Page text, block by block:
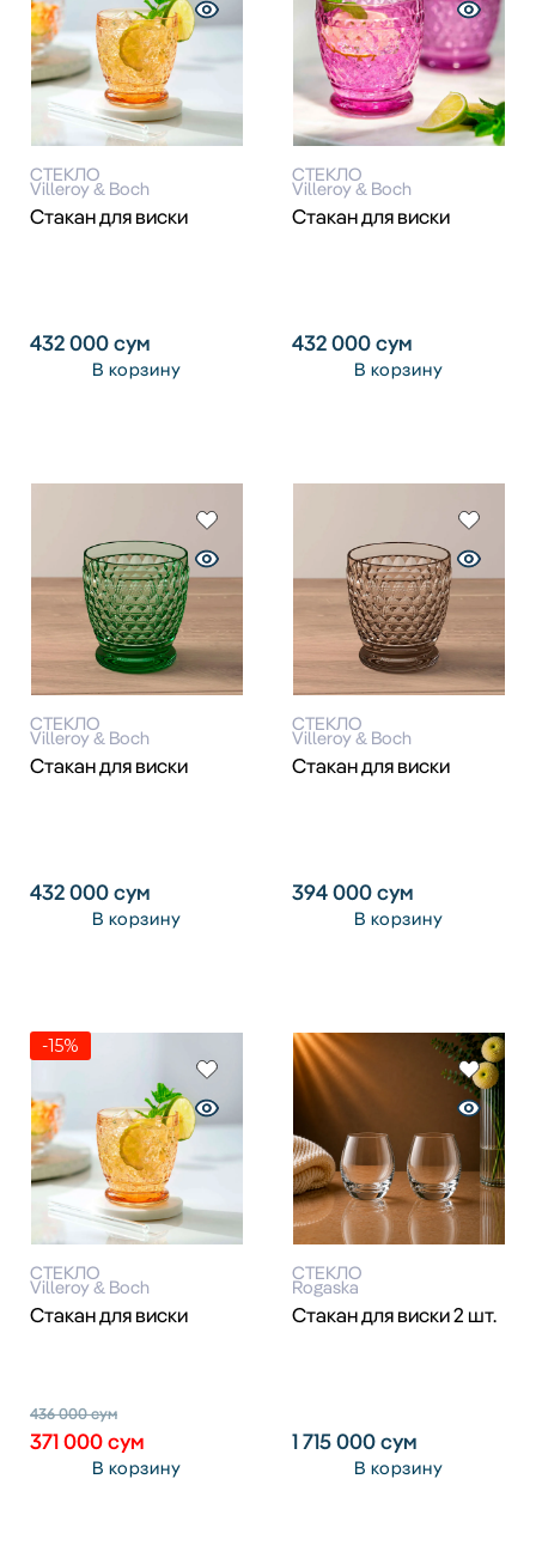
СТЕКЛО
Villeroy & Boch
Стакан для виски
432 000сум
В корзину
СТЕКЛО
Villeroy & Boch
Стакан для виски
432 000сум
В корзину
СТЕКЛО
Villeroy & Boch
Стакан для виски
432 000сум
В корзину
СТЕКЛО
Villeroy & Boch
Стакан для виски
394 000сум
В корзину
-15%
СТЕКЛО
Villeroy & Boch
Стакан для виски
436 000сум
371 000сум
В корзину
СТЕКЛО
Rogaska
Стакан для виски 2 шт.
1 715 000сум
В корзину